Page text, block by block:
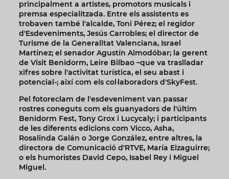
principalment a artistes, promotors musicals i
premsa especialitzada. Entre els assistents es
trobaven també l'alcalde, Toni Pérez; el regidor
d'Esdeveniments, Jesús Carrobles; el director de
Turisme de la Generalitat Valenciana, Israel
Martínez; el senador Agustín Almodóbar; la gerent
de Visit Benidorm, Leire Bilbao –que va traslladar
xifres sobre l'activitat turística, el seu abast i
potencial-; així com els col·laboradors d'SkyFest.
Pel fotoreclam de l'esdeveniment van passar
rostres coneguts com els guanyadors de l'últim
Benidorm Fest, Tony Grox i Lucycaly; i participants
de les diferents edicions com Vicco, Asha,
Rosalinda Galán o Jorge González, entre altres, la
directora de Comunicació d'RTVE, María Eizaguirre;
o els humoristes David Cepo, Isabel Rey i Miguel
Miguel.